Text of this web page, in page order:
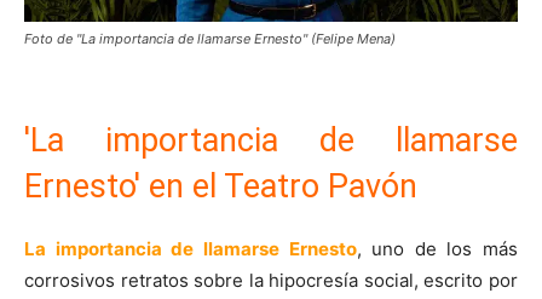
Foto de "La importancia de llamarse Ernesto" (Felipe Mena)
'La importancia de llamarse
Ernesto' en el Teatro Pavón
La importancia de llamarse Ernesto, uno de los más
corrosivos retratos sobre la hipocresía social, escrito por